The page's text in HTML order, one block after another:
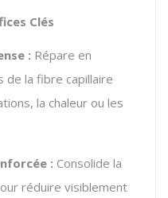
Clés
: Répare en
de la fibre capillaire
la chaleur ou les
: Consolide la
réduire visiblement